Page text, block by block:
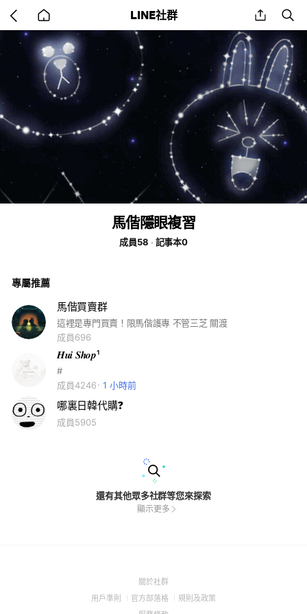
back
to
home
LINE社群 share
馬偕隱眼複習
成員58 記事本0
專屬推薦
馬偕買賣群
這裡是專門買賣！限馬偕護專 不管三芝 關渡
成員696
𝑯𝒖𝒊 𝑺𝒉𝒐𝒑¹
#
成員4246
1 小時前
哪裏日韓代購❓
成員5905
還有其他眾多社群等您來探索
顯示更多
關於社群(Open
用戶準則
(Open
官方部落格
(Open
規則及政策(Open